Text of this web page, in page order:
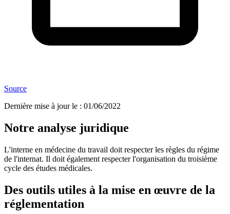
Source
Dernière mise à jour le : 01/06/2022
Notre analyse juridique
L'interne en médecine du travail doit respecter les règles du régime
de l'internat. Il doit également respecter l'organisation du troisième
cycle des études médicales.
Des outils utiles à la mise en œuvre de la
réglementation